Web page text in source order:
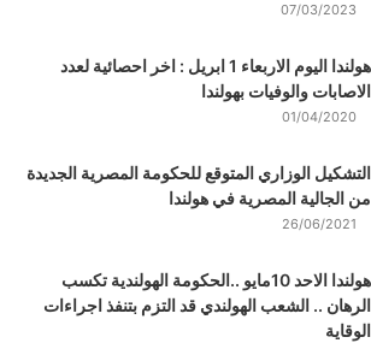
07/03/2023
هولندا اليوم الاربعاء 1 ابريل : اخر احصائية لعدد
الاصابات والوفيات بهولندا
01/04/2020
التشكيل الوزاري المتوقع للحكومة المصرية الجديدة
من الجالية المصرية في هولندا
26/06/2021
هولندا الاحد 10مايو ..الحكومة الهولندية تكسب
الرهان .. الشعب الهولندي قد التزم بتنفذ اجراءات
الوقاية